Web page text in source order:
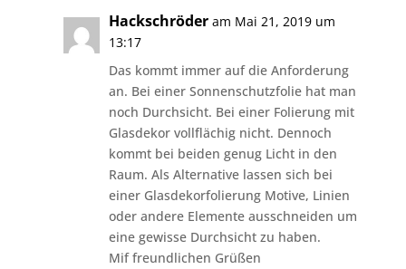
Hackschröder am Mai 21, 2019 um
13:17
Das kommt immer auf die Anforderung
an. Bei einer Sonnenschutzfolie hat man
noch Durchsicht. Bei einer Folierung mit
Glasdekor vollflächig nicht. Dennoch
kommt bei beiden genug Licht in den
Raum. Als Alternative lassen sich bei
einer Glasdekorfolierung Motive, Linien
oder andere Elemente ausschneiden um
eine gewisse Durchsicht zu haben.
Mif freundlichen Grüßen